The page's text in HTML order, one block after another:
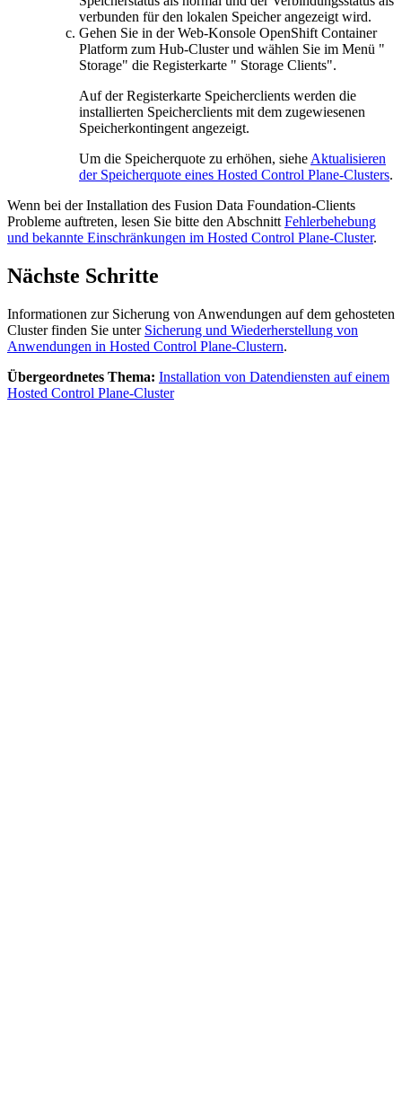
verbunden für den lokalen Speicher angezeigt wird.
Gehen Sie in der Web-Konsole OpenShift Container
Platform zum Hub-Cluster und wählen Sie im Menü "
Storage" die Registerkarte " Storage Clients".
Auf der Registerkarte Speicherclients werden die
installierten Speicherclients mit dem zugewiesenen
Speicherkontingent angezeigt.
Um die Speicherquote zu erhöhen, siehe Aktualisieren
der Speicherquote eines Hosted Control Plane-Clusters.
Wenn bei der Installation des Fusion Data Foundation-Clients
Probleme auftreten, lesen Sie bitte den Abschnitt Fehlerbehebung
und bekannte Einschränkungen im Hosted Control Plane-Cluster.
Nächste Schritte
Informationen zur Sicherung von Anwendungen auf dem gehosteten
Cluster finden Sie unter Sicherung und Wiederherstellung von
Anwendungen in Hosted Control Plane-Clustern.
Übergeordnetes Thema: Installation von Datendiensten auf einem
Hosted Control Plane-Cluster